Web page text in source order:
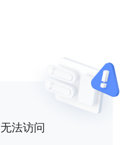
法访问